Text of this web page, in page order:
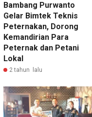
Bambang Purwanto
Gelar Bimtek Teknis
Peternakan, Dorong
Kemandirian Para
Peternak dan Petani
Lokal
2 tahun lalu